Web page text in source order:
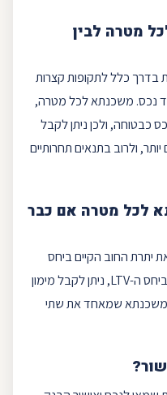
מטרה לבין
בדרך כלל לתקופות קצרות
נכס. משכנתא לכל מטרה,
כבטוחה, ולכן ניתן לקבל
ולרוב בתנאים תחרותיים
לכל מטרה אם כבר
יתרת החוב הקיים ביחס
ה-LTV, ניתן לקבל מימון
משכנתאשמאחד את שתי